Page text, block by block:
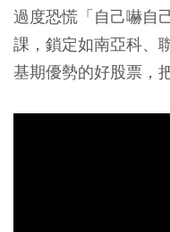
過度恐慌「自己嚇自
課，鎖定如南亞科、
基期優勢的好股票，